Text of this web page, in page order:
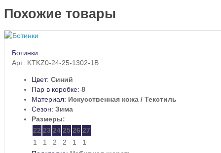
Похожие товары
Ботинки
Арт: KTKZ0-24-25-1302-1B
Цвет: Синий
Пар в коробке: 8
Материал: Искусственная кожа / Текстиль
Сезон: Зима
Размеры:
22 23 24 25 26 27
1
1 2 2 1
1